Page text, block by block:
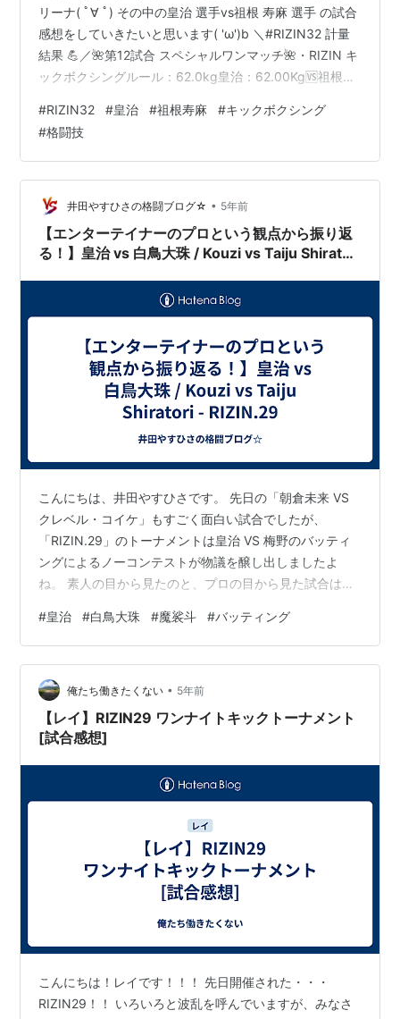
リーナ( ﾟ∀ ﾟ) その中の皇治 選手vs祖根 寿麻 選手 の試合
感想をしていきたいと思います( 'ω')b ＼#RIZIN32 計量
結果 💪／🌺第12試合 スペシャルワンマッチ🌺・RIZIN キ
ックボクシングルール：62.0kg皇治：62.00Kg🆚祖根寿
11.20(土) 14:00開始📍：沖縄アリーナ📝：
https://t.co/jL0yoRXHgG pic.twitter.com/5FDOZjN98m
— RIZIN FF OFFICIAL (@rizi…
#RIZIN32 #皇治 #祖根寿麻 #キックボクシング
#格闘技
井田やすひさの格闘ブログ☆ • 5年前
【エンターテイナーのプロという観点から振り返
る！】皇治 vs 白鳥大珠 / Kouzi vs Taiju Shiratori
こんにちは、井田やすひさです。 先日の「朝倉未来 VS
クレベル・コイケ」もすごく面白い試合でしたが、
「RIZIN.29」のトーナメントは皇治 VS 梅野のバッティ
ングによるノーコンテストが物議を醸し出しましたよ
ね。 素人の目から見たのと、プロの目から見た試合は全
『皇治 vs 白鳥大珠』でした！ ここからは、実際に試合
映像を見返したり、魔裟斗の見解やその他Youtubeを見
た、完全に個人的な意見です。 「白鳥大珠、試合には勝
って結果を残したことは、格闘技のプロとしておめでと
う！でも、エンターテイナーのプロとしてはイマイ
チ、、、」です。 強くても知…
#皇治 #白鳥大珠 #魔裟斗 #バッティング
俺たち働きたくない • 5年前
【レイ】RIZIN29 ワンナイトキックトーナメント
[試合感想]
こんにちは！レイです！！！ 先日開催された・・・
RIZIN29！！ いろいろと波乱を呼んでいますが、みなさ